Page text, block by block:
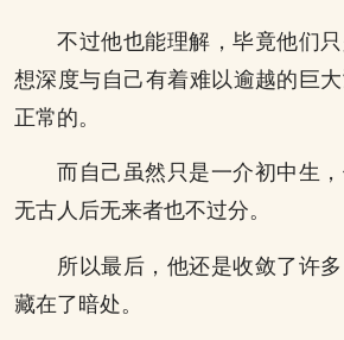
不过他也能理解，毕竟他们
想深度与自己有着难以逾越的巨
正常的。
而自己虽然只是一介初中生
无古人后无来者也不过分。
所以最后，他还是收敛了许
藏在了暗处。